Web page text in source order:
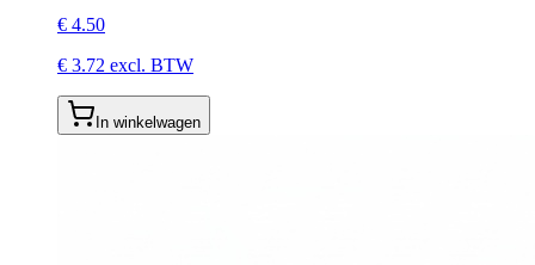
€ 4.50
€ 3.72 excl. BTW
In winkelwagen